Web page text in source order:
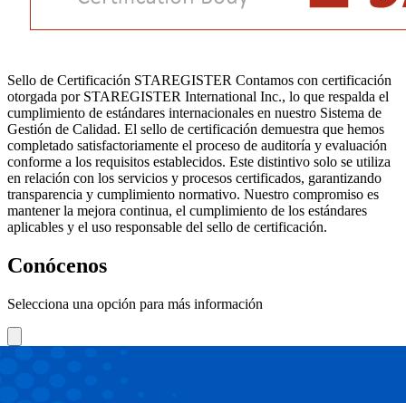
Sello de Certificación STAREGISTER Contamos con certificación
otorgada por STAREGISTER International Inc., lo que respalda el
cumplimiento de estándares internacionales en nuestro Sistema de
Gestión de Calidad. El sello de certificación demuestra que hemos
completado satisfactoriamente el proceso de auditoría y evaluación
conforme a los requisitos establecidos. Este distintivo solo se utiliza
en relación con los servicios y procesos certificados, garantizando
transparencia y cumplimiento normativo. Nuestro compromiso es
mantener la mejora continua, el cumplimiento de los estándares
aplicables y el uso responsable del sello de certificación.
Conócenos
Selecciona una opción para más información